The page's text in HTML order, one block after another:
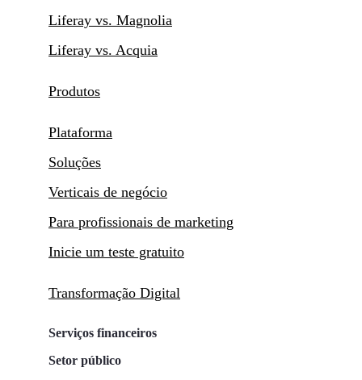
Liferay vs. Magnolia
Liferay vs. Acquia
Produtos
Plataforma
Soluções
Verticais de negócio
Para profissionais de marketing
Inicie um teste gratuito
Transformação Digital
Serviços financeiros
Setor público